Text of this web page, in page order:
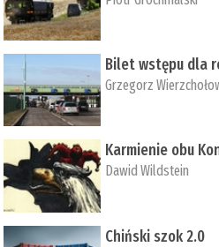
Bilet wstępu dla
Grzegorz
Karmienie obu
Dawid Wildstein
Chiński szok 2.0